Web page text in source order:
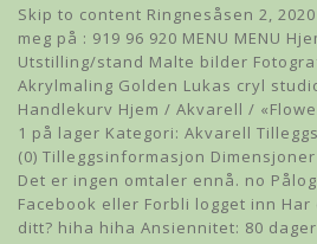
Skip to content Ringnesåsen 2,
meg på : 919 96 920 MENU MENU
Utstilling/stand Malte bilder
Akrylmaling Golden Lukas cryl
Handlekurv Hjem / Akvarell /
1 på lager Kategori: Akvarell
(0) Tilleggsinformasjon Dimensjoner
Det er ingen omtaler ennå. no
Facebook eller Forbli logget inn
ditt? hiha hiha Ansiennitet: 80